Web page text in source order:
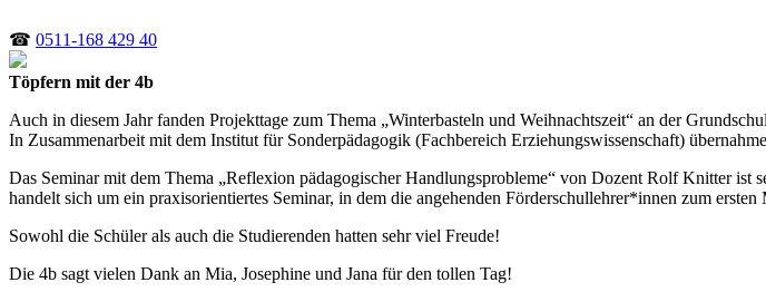
☎ 0511-168 429 40
Töpfern mit der 4b
Auch in diesem Jahr fanden Projekttage zum Thema „Winterbasteln und Weihnachtszeit“ an der
In Zusammenarbeit mit dem Institut für Sonderpädagogik (Fachbereich Erziehungswissenschaft)
Das Seminar mit dem Thema „Reflexion pädagogischer Handlungsprobleme“ von Dozent Rolf Knitter ist
handelt sich um ein praxisorientiertes Seminar, in dem die angehenden Förderschullehrer*innen zum
Sowohl die Schüler als auch die Studierenden hatten sehr viel Freude!
Die 4b sagt vielen Dank an Mia, Josephine und Jana für den tollen Tag!